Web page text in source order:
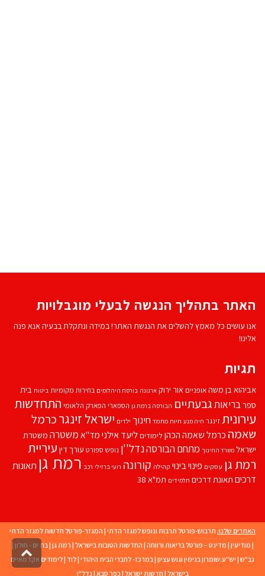
האתר בתהליך הנגשה לבעלי מוגבלויות
אנו עושים כל מאמץ להשלים את הנגשת האתר! במידה ונתקלת בבעיה אנא פנה
אלינו!
תגיות
אביהוא בן משהאופניים אור ירוק ארנונה בורסת היהלומים בחירות מקומיות ביטוח בית
ספרבריאותגבעתיים הבורסה ברמת גן הספארי הפארק הלאומי התחדשות
עירוניתזינגר חיה מנע חיות מחמד חינוך ילדים ישראל זינגרכרמל
שאמה כרמל שאמה הכהן לימודים ליעד אילנימד''אמשטרה משטרת
ישראל משרד החינוך מתחם הבורסהנדל''ן נופש ספורט עורך דין עיריית
רמת גן עסקים פינוי בינוי קהילה קורונה רועי ברזילי רכב רמת גן תאונות
דרכים תאונת דרכים תלמידים תמ"א 38
האתרים שלנו: תרבוש-פורטל תרבות ונופש למגזר הדתי | המגזר-פורטל חדשות למגזר הדתי
| מודיעין | מדינט – פורטל בריאות ורווחה | החדשות הטובות בישראל | רמת גן |בת ים - חולון |
גב"ש | יש''ע:שומרון בנימין וגוש עציון |במרכז- לחברי הבית היהודי |לוד |לימודים אקדמאיים
בישראל | חדשות ישראל | כפר סבא | נדל"ן